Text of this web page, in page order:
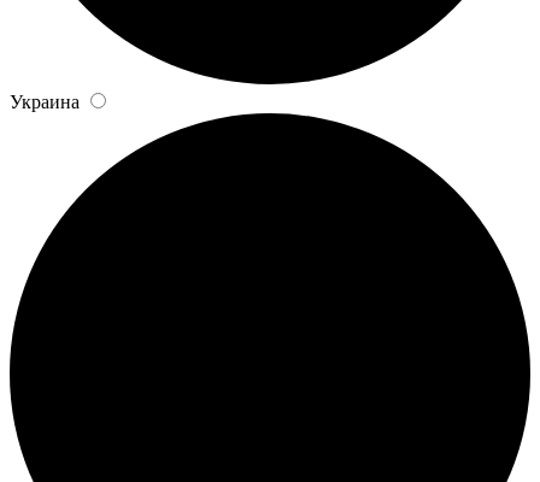
Украина